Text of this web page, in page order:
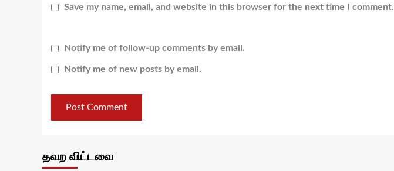
Save my name, email, and website in this browser for the next time I comment.
Notify me of follow-up comments by email.
Notify me of new posts by email.
தவற விட்டவை